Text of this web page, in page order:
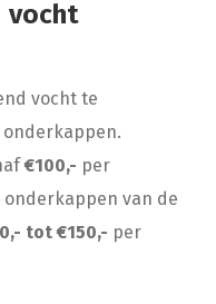
vocht
vocht te
€100,- per
van de
tot €150,- per